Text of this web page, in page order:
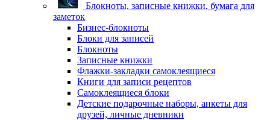
Блокноты, записные книжки, бумага для
заметок
Бизнес-блокноты
Блоки для записей
Блокноты
Записные книжки
Флажки-закладки самоклеящиеся
Книги для записи рецептов
Самоклеящиеся блоки
Детские подарочные наборы, анкеты для
друзей, личные дневники